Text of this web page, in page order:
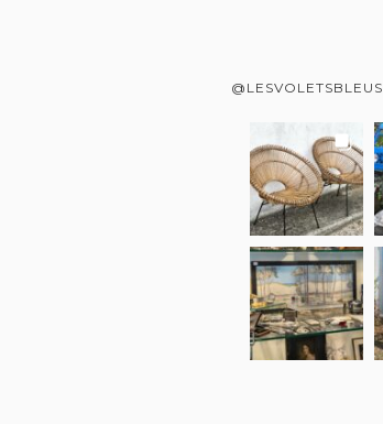
@LESVOLETSBLEUS